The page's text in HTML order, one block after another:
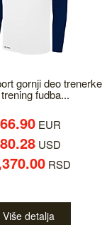
gornji deo trenerke
fudba...
66.90EUR
80.28USD
RSD
Više detalja